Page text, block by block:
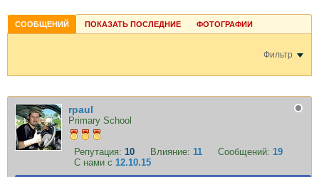
СООБЩЕНИЙ ПОКАЗАТЬ ПОСЛЕДНИЕ ФОТОГРАФИИ
Фильтр
rpaul
Primary School
Репутация: 10 Влияние: 11 Сообщений: 19
С нами с 12.10.15